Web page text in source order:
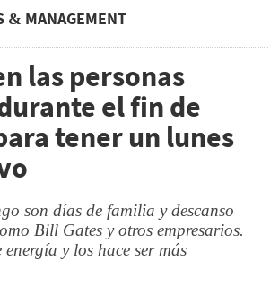
& MANAGEMENT
las personas
el fin de
tener un lunes
son días de familia y descanso
Bill Gates y otros empresarios.
y los hace ser más